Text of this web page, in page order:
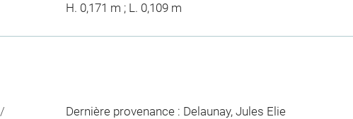
H. 0,171 m ; L. 0,109 m
Dernière provenance : Delaunay, Jules Elie